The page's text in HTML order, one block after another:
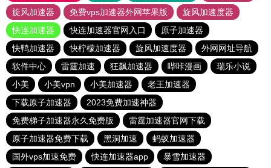
旋风加速器
免费vps加速器外网苹果版
旋风加速度器
快连加速器
快连加速器官网入口
原子加速器
快鸭加速器
快柠檬加速器 旋风加速度器
外网网址导航
软件中心
雷霆加速 狂飙加速器 哔咔漫画
瑞乐小说
小美
小美vpn 小美加速器
老王加速器
下载原子加速器
2023免费加速神器
免费梯子加速器永久免费版
雷霆加速器官网下载
原子加速器免费下载
黑洞加速
蚂蚁加速器
国外vps加速免费
快连加速器app
暴雪加速器